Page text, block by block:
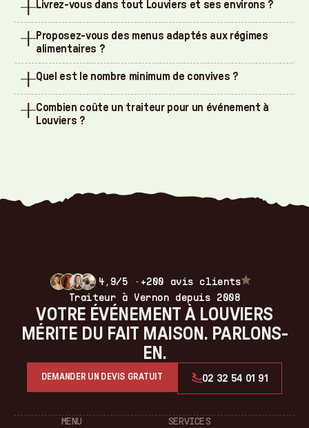
Livrez-vous dans tout Louviers et ses environs ?
centre-ville, quartiers résidentiels,
salles en périphérie. Nous intervenons
aussi à Val-de-Reuil, Pont-de-l'Arche et
dans les communes voisines. Le
déplacement est facturé 1 €/km depuis
notre laboratoire de Vernon, indiqué dès
le devis.
Proposez-vous des menus adaptés aux régimes
alimentaires ?
végétarien, halal, sans gluten. Toutes
les spécificités alimentaires et
allergies sont prises en compte.
Précisez vos besoins dans votre demande
Quel est le nombre minimum de convives ?
carte, 15 convives pour les buffets, 20
pour les cocktails. Nous pouvons servir
Combien coûte un traiteur pour un événement à
Louviers ?
l'unité, à partir de 60 pièces
dégustation
Demander un devis pour un chiffrage précis
4,9/5 · +200 avis clients
Traiteur à Vernon depuis 2008
VOTRE ÉVÉNEMENT À LOUVIERS
MÉRITE DU FAIT MAISON. PARLONS-
EN.
DEMANDER UN DEVIS GRATUIT 02 32 54 01 91
MENU SERVICES